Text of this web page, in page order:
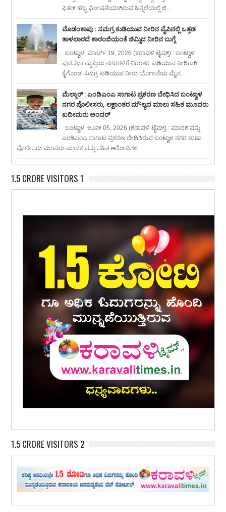
ಫಿತರ್ ಹಬ್ಬ ಘೋಷಣೆಯಾಗಿರುವ ಹಿನ್ನಲೆಯಲ್ಲಿ ಜಿ...
ಮೊಡಂಕಾಪು : ಸಮಗ್ರ ಕುಡಿಯುವ ನೀರಿನ ಪೈಪಿನಲ್ಲಿ ಒತ್ತಡ
ತಾಳಲಾರದೆ ಕಾರಂಜಿಯಂತೆ ಚಿಮ್ಮಿದ ನೀರಿನ ಬುಗ್ಗೆ
ಬಂಟ್ವಾಳ, ಮಾರ್ಚ್ 19, 2026 (ಕರಾವಳಿ ಟೈಮ್ಸ್) : ಬಂಟ್ವಾಳ
ಪುರಸಭಾ ವ್ಯಾಪ್ತಿಯ ನಗರಗಳಿಗೆ ನಿರಂತರ ಕುಡಿಯುವ ನೀರಿಗಾಗಿ
ಕೈಗೊಂಡ ಸಮಗ್ರ ಕುಡಿಯುವ ನೀರು ಯೋಜನೆಯ ಮೈನ...
ಮೆಲ್ಕಾರ್ : ಎಂಡಿಎಂಎ ಸಾಗಾಟ ಪ್ರಕರಣ ಬೇಧಿಸಿದ ಬಂಟ್ವಾಳ
ನಗರ ಪೊಲೀಸರು, ಲಕ್ಷಾಂತರ ಮೌಲ್ಯದ ಮಾಲು ಸಹಿತ ಮೂವರು
ಖದೀಮರು ಅಂದರ್
ಬಂಟ್ವಾಳ, ಜೂನ್ 05, 2026 (ಕರಾವಳಿ ಟೈಮ್ಸ್) : ಮಾದಕ ವಸ್ತು
ಎಂಡಿಎಂಎ ಸಾಗಾಟ ಪ್ರಕರಣ ಬೇಧಿಸಿರುವ ಬಂಟ್ವಾಳ ನಗರ ಠಾಣಾ
ಪೊಲೀಸರು ಮೂವರು ಮಾದಕ ವಸ್ತು ಸಹಿತ ಆರೋಪಿಗಳ...
1.5 CRORE VISITORS 1
1.5 CRORE VISITORS 2